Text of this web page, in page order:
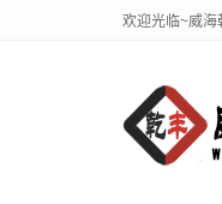
欢迎光临~威海